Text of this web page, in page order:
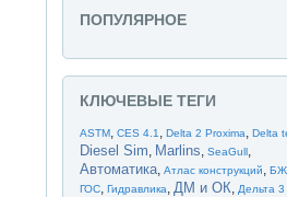
ПОПУЛЯРНОЕ
КЛЮЧЕВЫЕ ТЕГИ
ASTM,CES 4.1 ,Delta 2 Proxima,Delta
Diesel Sim, Marlins,SeaGull,
Автоматика,Атлас конструкций,
ГОС,Гидравлика,ДМ и ОК,Дельта 3